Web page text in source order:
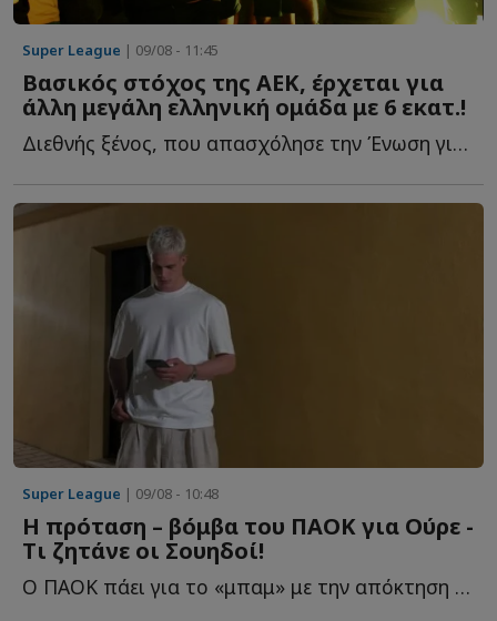
Super League | 09/08 - 11:45
Βασικός στόχος της ΑΕΚ, έρχεται για
άλλη μεγάλη ελληνική ομάδα με 6 εκατ.!
Διεθνής ξένος, που απασχόλησε την Ένωση για δύο καλοκαίρια, α...
Super League | 09/08 - 10:48
Η πρόταση – βόμβα του ΠΑΟΚ για Ούρε -
Tι ζητάνε οι Σουηδοί!
Ο ΠΑΟΚ πάει για το «μπαμ» με την απόκτηση του 22χρονου σ...